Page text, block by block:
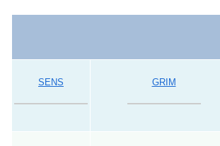
SENS GRIM